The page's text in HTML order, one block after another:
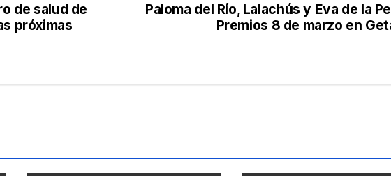
Paloma del Río, Lalachús y Eva de la
Premios 8 de marzo en
de salud de
próximas